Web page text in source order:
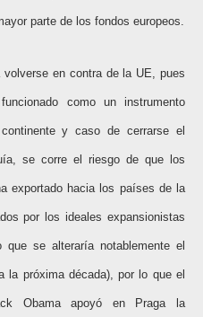
parte de los fondos europeos.
en contra de la UE, pues
como un instrumento
y caso de cerrarse el
se corre el riesgo de que los
exportado hacia los países de la
por los ideales expansionistas
se alteraría notablemente el
la próxima década), por lo que el
Obama apoyó en Praga la